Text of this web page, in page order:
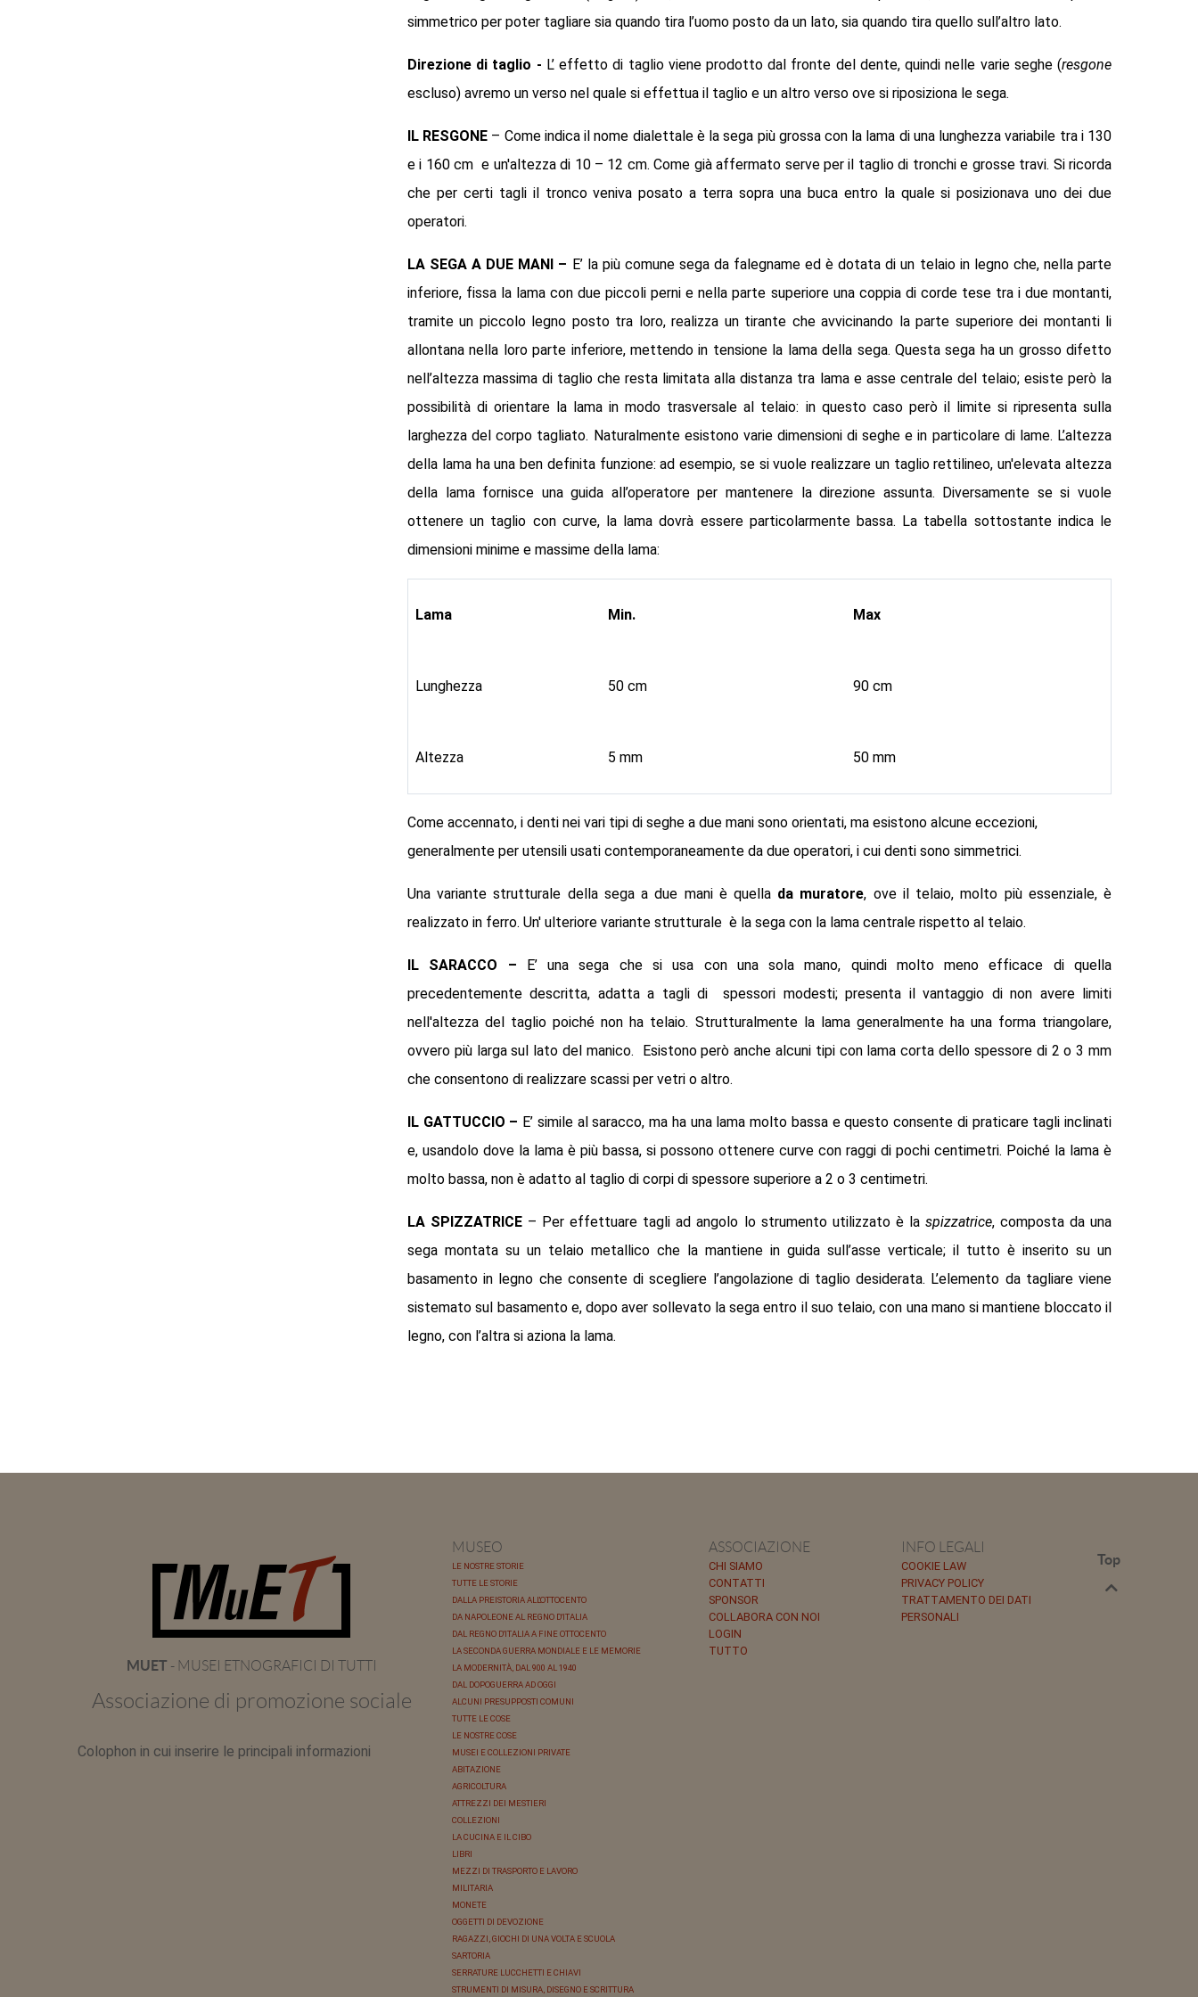
simmetrico per poter tagliare sia quando tira l’uomo posto da un lato, sia quando tira quello sull’altro lato.
Direzione di taglio - L’ effetto di taglio viene prodotto dal fronte del dente, quindi nelle varie seghe (resgone
escluso) avremo un verso nel quale si effettua il taglio e un altro verso ove si riposiziona le sega.
IL RESGONE – Come indica il nome dialettale è la sega più grossa con la lama di una lunghezza variabile tra i 130
e i 160 cm e un'altezza di 10 – 12 cm. Come già affermato serve per il taglio di tronchi e grosse travi. Si ricorda
che per certi tagli il tronco veniva posato a terra sopra una buca entro la quale si posizionava uno dei due
operatori.
LA SEGA A DUE MANI – E’ la più comune sega da falegname ed è dotata di un telaio in legno che, nella parte
inferiore, fissa la lama con due piccoli perni e nella parte superiore una coppia di corde tese tra i due montanti,
tramite un piccolo legno posto tra loro, realizza un tirante che avvicinando la parte superiore dei montanti li
allontana nella loro parte inferiore, mettendo in tensione la lama della sega. Questa sega ha un grosso difetto
nell’altezza massima di taglio che resta limitata alla distanza tra lama e asse centrale del telaio; esiste però la
possibilità di orientare la lama in modo trasversale al telaio: in questo caso però il limite si ripresenta sulla
larghezza del corpo tagliato. Naturalmente esistono varie dimensioni di seghe e in particolare di lame. L’altezza
della lama ha una ben definita funzione: ad esempio, se si vuole realizzare un taglio rettilineo, un'elevata altezza
della lama fornisce una guida all’operatore per mantenere la direzione assunta. Diversamente se si vuole
ottenere un taglio con curve, la lama dovrà essere particolarmente bassa. La tabella sottostante indica le
dimensioni minime e massime della lama:
Lama Min. Max
Lunghezza 50 cm 90 cm
Altezza 5 mm 50 mm
Come accennato, i denti nei vari tipi di seghe a due mani sono orientati, ma esistono alcune eccezioni,
generalmente per utensili usati contemporaneamente da due operatori, i cui denti sono simmetrici.
Una variante strutturale della sega a due mani è quella da muratore, ove il telaio, molto più essenziale, è
realizzato in ferro. Un' ulteriore variante strutturale è la sega con la lama centrale rispetto al telaio.
IL SARACCO – E’ una sega che si usa con una sola mano, quindi molto meno efficace di quella
precedentemente descritta, adatta a tagli di spessori modesti; presenta il vantaggio di non avere limiti
nell'altezza del taglio poiché non ha telaio. Strutturalmente la lama generalmente ha una forma triangolare,
ovvero più larga sul lato del manico. Esistono però anche alcuni tipi con lama corta dello spessore di 2 o 3 mm
che consentono di realizzare scassi per vetri o altro.
IL GATTUCCIO – E’ simile al saracco, ma ha una lama molto bassa e questo consente di praticare tagli inclinati
e, usandolo dove la lama è più bassa, si possono ottenere curve con raggi di pochi centimetri. Poiché la lama è
molto bassa, non è adatto al taglio di corpi di spessore superiore a 2 o 3 centimetri.
LA SPIZZATRICE – Per effettuare tagli ad angolo lo strumento utilizzato è la spizzatrice, composta da una
sega montata su un telaio metallico che la mantiene in guida sull’asse verticale; il tutto è inserito su un
basamento in legno che consente di scegliere l’angolazione di taglio desiderata. L’elemento da tagliare viene
sistemato sul basamento e, dopo aver sollevato la sega entro il suo telaio, con una mano si mantiene bloccato il
legno, con l’altra si aziona la lama.
MUET - MUSEI ETNOGRAFICI DI TUTTI
Associazione di promozione sociale
Colophon in cui inserire le principali informazioni
MUSEO
LE NOSTRE STORIE
TUTTE LE STORIE
DALLA PREISTORIA ALL'OTTOCENTO
DA NAPOLEONE AL REGNO D'ITALIA
DAL REGNO D'ITALIA A FINE OTTOCENTO
LA SECONDA GUERRA MONDIALE E LE MEMORIE
LA MODERNITÀ, DAL 900 AL 1940
DAL DOPOGUERRA AD OGGI
ALCUNI PRESUPPOSTI COMUNI
TUTTE LE COSE
LE NOSTRE COSE
MUSEI E COLLEZIONI PRIVATE
ABITAZIONE
AGRICOLTURA
ATTREZZI DEI MESTIERI
COLLEZIONI
LA CUCINA E IL CIBO
LIBRI
MEZZI DI TRASPORTO E LAVORO
MILITARIA
MONETE
OGGETTI DI DEVOZIONE
RAGAZZI, GIOCHI DI UNA VOLTA E SCUOLA
SARTORIA
SERRATURE LUCCHETTI E CHIAVI
STRUMENTI DI MISURA, DISEGNO E SCRITTURA
ASSOCIAZIONE
CHI SIAMO
CONTATTI
SPONSOR
COLLABORA CON NOI
LOGIN
TUTTO
INFO LEGALI
COOKIE LAW
PRIVACY POLICY
TRATTAMENTO DEI DATI
PERSONALI
Top